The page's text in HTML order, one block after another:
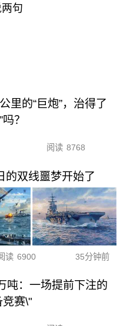
句
里的“巨炮”，治得了
？
阅读 8768
的双线噩梦开始了
读 6900 35分钟前
吨：一场提前下注的
竞赛\"